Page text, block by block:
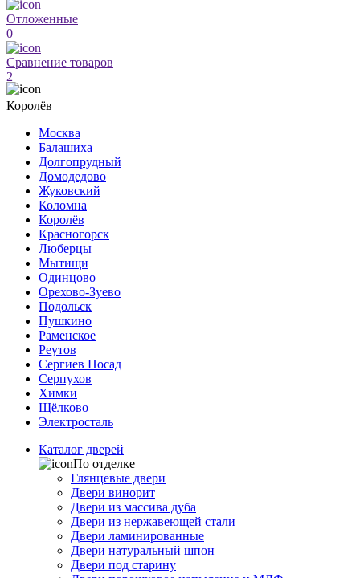
Отложенные
0
Сравнение товаров
2
Королёв
Москва
Балашиха
Долгопрудный
Домодедово
Жуковский
Коломна
Королёв
Красногорск
Люберцы
Мытищи
Одинцово
Орехово-Зуево
Подольск
Пушкино
Раменское
Реутов
Сергиев Посад
Серпухов
Химки
Щёлково
Электросталь
Каталог дверей
По отделке
Глянцевые двери
Двери винорит
Двери из массива дуба
Двери из нержавеющей стали
Двери ламинированные
Двери натуральный шпон
Двери под старину